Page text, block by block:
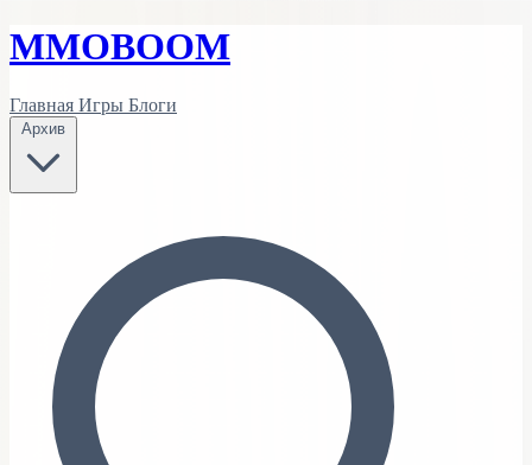
MMOBOOM
Главная Игры Блоги
Архив